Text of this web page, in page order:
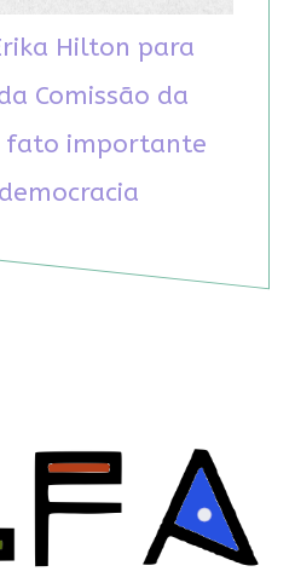
Hilton para
Comissão da
fato importante